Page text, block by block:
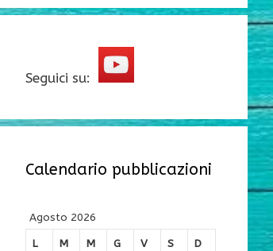
Seguici su:
Calendario pubblicazioni
Agosto 2026
L
M M G V S D